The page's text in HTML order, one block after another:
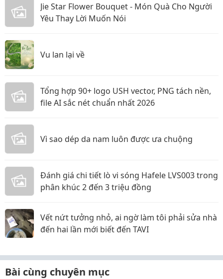
Jie Star Flower Bouquet - Món Quà Cho Người
Yêu Thay Lời Muốn Nói
Vu lan lại về
Tổng hợp 90+ logo USH vector, PNG tách nền,
file AI sắc nét chuẩn nhất 2026
Vì sao dép da nam luôn được ưa chuộng
Đánh giá chi tiết lò vi sóng Hafele LVS003 trong
phân khúc 2 đến 3 triệu đồng
Vết nứt tưởng nhỏ, ai ngờ làm tôi phải sửa nhà
đến hai lần mới biết đến TAVI
Bài cùng chuyên mục